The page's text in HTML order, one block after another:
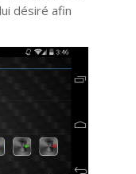
désiré afin